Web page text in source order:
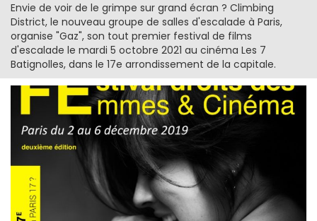
Envie de voir de le grimpe sur grand écran ? Climbing
District, le nouveau groupe de salles d'escalade à Paris,
organise "Gaz", son tout premier festival de films
d'escalade le mardi 5 octobre 2021 au cinéma Les 7
Batignolles, dans le 17e arrondissement de la capitale.